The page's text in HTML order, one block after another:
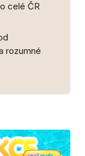
celé ČR
rozumné